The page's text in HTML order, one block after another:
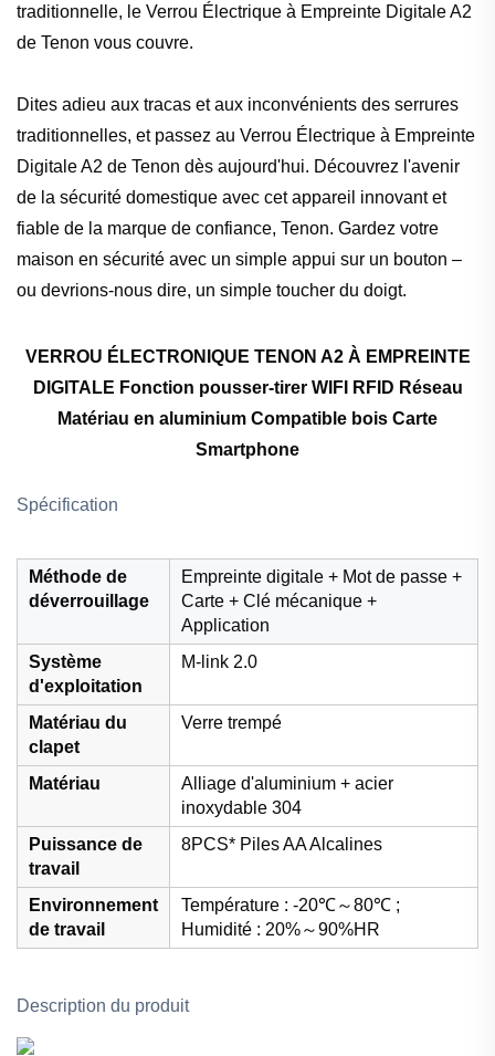
traditionnelle, le Verrou Électrique à Empreinte Digitale A2
de Tenon vous couvre.
Dites adieu aux tracas et aux inconvénients des serrures
traditionnelles, et passez au Verrou Électrique à Empreinte
Digitale A2 de Tenon dès aujourd'hui. Découvrez l'avenir
de la sécurité domestique avec cet appareil innovant et
fiable de la marque de confiance, Tenon. Gardez votre
maison en sécurité avec un simple appui sur un bouton –
ou devrions-nous dire, un simple toucher du doigt.
VERROU ÉLECTRONIQUE TENON A2 À EMPREINTE
DIGITALE Fonction pousser-tirer WIFI RFID Réseau
Matériau en aluminium Compatible bois Carte
Smartphone
Spécification
Méthode de
déverrouillage
Empreinte digitale + Mot de passe +
Carte + Clé mécanique +
Application
Système
d'exploitation
M-link 2.0
Matériau du
clapet
Verre trempé
Matériau
Alliage d'aluminium + acier
inoxydable 304
Puissance de
travail
8PCS* Piles AA Alcalines
Environnement
de travail
Température : -20℃～80℃ ;
Humidité : 20%～90%HR
Description du produit